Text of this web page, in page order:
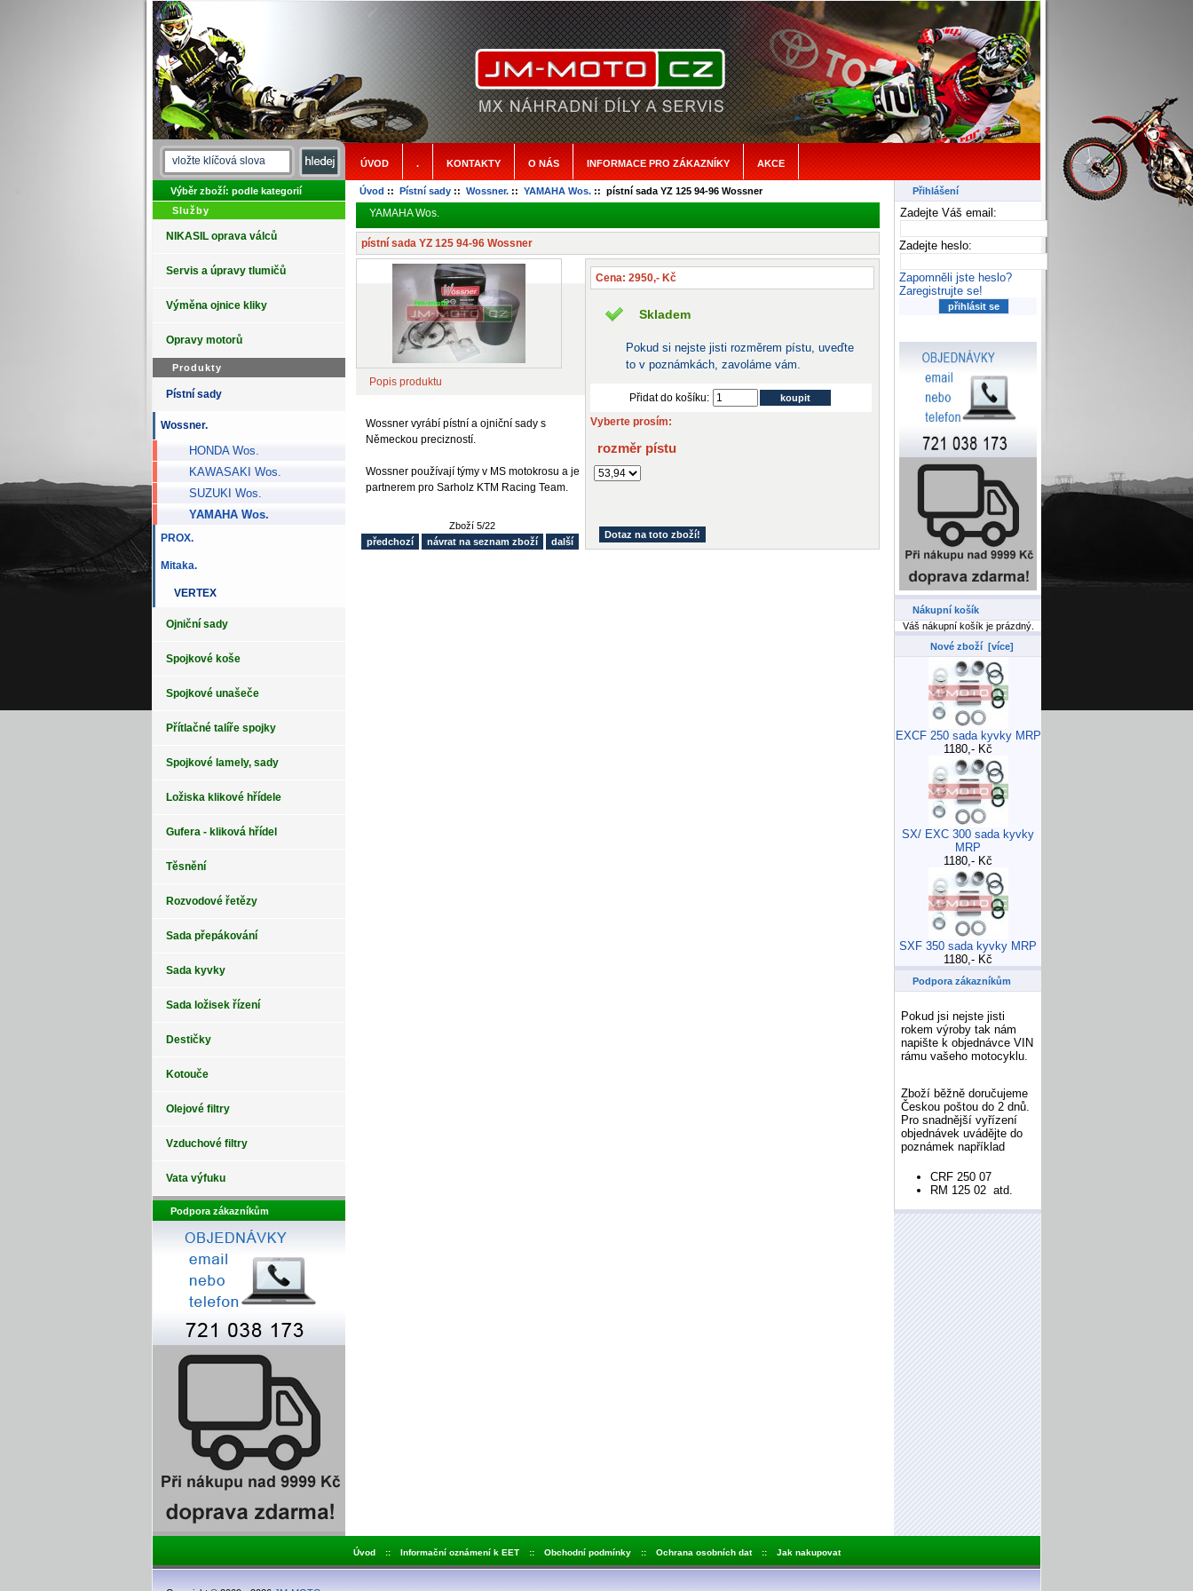
ÚVOD . KONTAKTY O NÁS INFORMACE PRO ZÁKAZNÍKY AKCE
Výběr zboží: podle kategorií
Služby
NIKASIL oprava válců
Servis a úpravy tlumičů
Výměna ojnice kliky
Opravy motorů
Produkty
Pístní sady
Wossner.
HONDA Wos.
KAWASAKI Wos.
SUZUKI Wos.
YAMAHA Wos.
PROX.
Mitaka.
VERTEX
Ojniční sady
Spojkové koše
Spojkové unašeče
Přítlačné talíře spojky
Spojkové lamely, sady
Ložiska klikové hřídele
Gufera - kliková hřídel
Těsnění
Rozvodové řetězy
Sada přepákování
Sada kyvky
Sada ložisek řízení
Destičky
Kotouče
Olejové filtry
Vzduchové filtry
Vata výfuku
Podpora zákazníkům
Úvod :: Pístní sady:: Wossner.:: YAMAHA Wos.:: pístní sada YZ 125 94-96 Wossner
YAMAHA Wos.
pístní sada YZ 125 94-96 Wossner
Cena: 2950,- Kč
Skladem
Pokud si nejste jisti rozměrem pístu, uveďte
to v poznámkách, zavoláme vám.
Přidat do košíku:
Vyberte prosím:
rozměr pístu
Dotaz na toto zboží!
Popis produktu
Wossner vyrábí pístní a ojniční sady s
Německou precizností.
Wossner používají týmy v MS motokrosu a je
partnerem pro Sarholz KTM Racing Team.
Zboží 5/22
předchozí
návrat na seznam zboží další
Přihlášení
Zadejte Váš email:
Zadejte heslo:
Zapomněli jste heslo?
Zaregistrujte se!
Nákupní košík
Váš nákupní košík je prázdný.
Nové zboží [více]
EXCF 250 sada kyvky MRP
1180,- Kč
SX/ EXC 300 sada kyvky
MRP
1180,- Kč
SXF 350 sada kyvky MRP
1180,- Kč
Podpora zákazníkům
Pokud jsi nejste jisti
rokem výroby tak nám
napište k objednávce VIN
rámu vašeho motocyklu.
Zboží běžně doručujeme
Českou poštou do 2 dnů.
Pro snadnější vyřízení
objednávek uvádějte do
poznámek například
CRF 250 07
RM 125 02 atd.
Úvod :: Informační oznámení k EET :: Obchodní podmínky :: Ochrana osobních dat :: Jak nakupovat